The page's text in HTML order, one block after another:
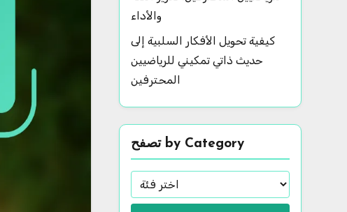
والأداء
كيفية تحويل الأفكار السلبية إلى
حديث ذاتي تمكيني للرياضيين
المحترفين
تصفح by Category